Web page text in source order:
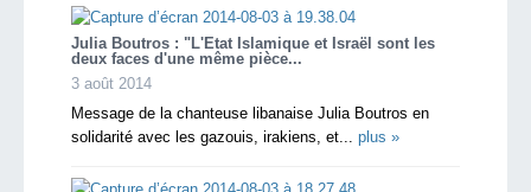
Julia Boutros : "L'Etat Islamique et Israël sont les
deux faces d'une même pièce...
3 août 2014
Message de la chanteuse libanaise Julia Boutros en
solidarité avec les gazouis, irakiens, et... plus »